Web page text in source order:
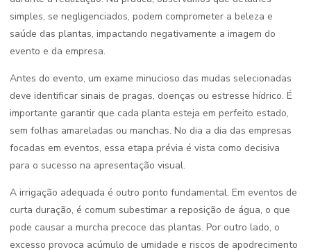
simples, se negligenciados, podem comprometer a beleza e
saúde das plantas, impactando negativamente a imagem do
evento e da empresa.
Antes do evento, um exame minucioso das mudas selecionadas
deve identificar sinais de pragas, doenças ou estresse hídrico. É
importante garantir que cada planta esteja em perfeito estado,
sem folhas amareladas ou manchas. No dia a dia das empresas
focadas em eventos, essa etapa prévia é vista como decisiva
para o sucesso na apresentação visual.
A irrigação adequada é outro ponto fundamental. Em eventos de
curta duração, é comum subestimar a reposição de água, o que
pode causar a murcha precoce das plantas. Por outro lado, o
excesso provoca acúmulo de umidade e riscos de apodrecimento